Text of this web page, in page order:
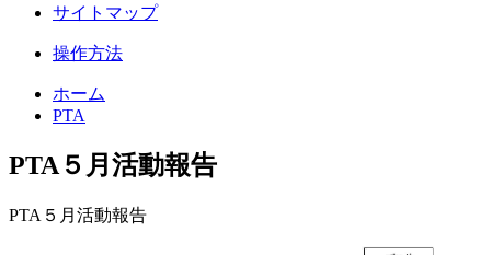
サイトマップ
操作方法
ホーム
PTA
PTA５月活動報告
PTA５月活動報告